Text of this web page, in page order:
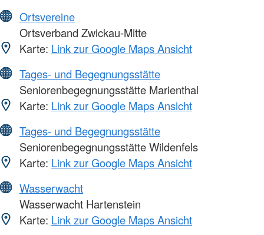
Ortsvereine
Ortsverband Zwickau-Mitte
Karte: Link zur Google Maps Ansicht
Tages- und Begegnungsstätte
Seniorenbegegnungsstätte Marienthal
Karte: Link zur Google Maps Ansicht
Tages- und Begegnungsstätte
Seniorenbegegnungsstätte Wildenfels
Karte: Link zur Google Maps Ansicht
Wasserwacht
Wasserwacht Hartenstein
Karte: Link zur Google Maps Ansicht